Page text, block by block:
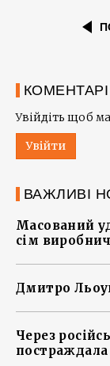
КОМЕНТАРІ
Увійдіть щоб
Увійти
ВАЖЛИВІ
Масований
сім
Дмитро
Через